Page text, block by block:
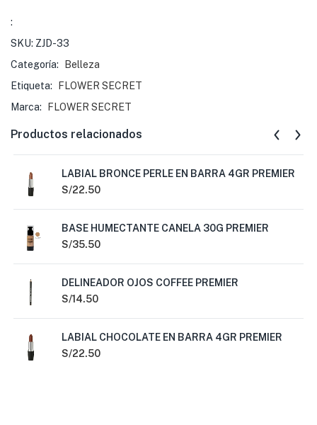
:
SKU: ZJD-33
Categoría:
Belleza
Etiqueta:
FLOWER SECRET
Marca:
FLOWER SECRET
Productos relacionados
LABIAL BRONCE PERLE EN BARRA 4GR PREMIER
S/22.50
BASE HUMECTANTE CANELA 30G PREMIER
S/35.50
DELINEADOR OJOS COFFEE PREMIER
S/14.50
LABIAL CHOCOLATE EN BARRA 4GR PREMIER
S/22.50